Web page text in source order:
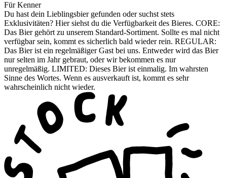
Für Kenner
Du hast dein Lieblingsbier gefunden oder suchst stets
Exklusivitäten? Hier siehst du die Verfügbarkeit des Bieres. CORE:
Das Bier gehört zu unserem Standard-Sortiment. Sollte es mal nicht
verfügbar sein, kommt es sicherlich bald wieder rein. REGULAR:
Das Bier ist ein regelmäßiger Gast bei uns. Entweder wird das Bier
nur selten im Jahr gebraut, oder wir bekommen es nur
unregelmäßig. LIMITED: Dieses Bier ist einmalig. Im wahrsten
Sinne des Wortes. Wenn es ausverkauft ist, kommt es sehr
wahrscheinlich nicht wieder.